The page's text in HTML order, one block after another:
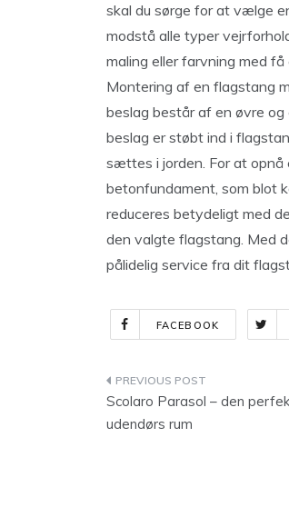
skal du sørge for at vælge
modstå alle typer
maling eller farvning med
Montering af en flagstang
beslag består af en øvre
beslag er støbt ind i
sættes i jorden. For at
betonfundament, som blot
reduceres betydeligt med
den valgte flagstang. Med
pålidelig service fra dit
FACEBOOK
Scolaro Parasol – den
udendørs rum